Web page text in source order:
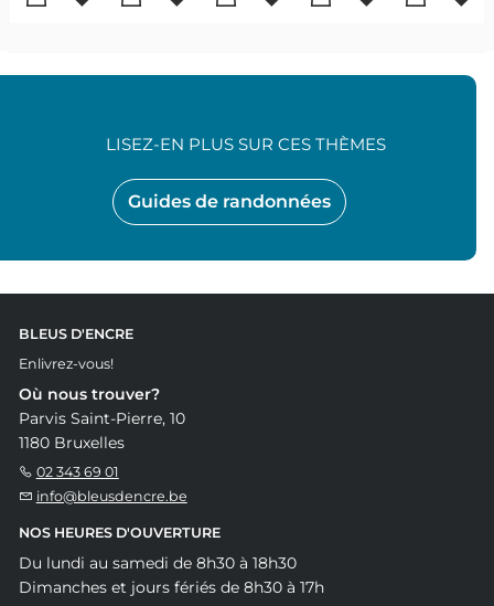
Guides de randonnées
LISEZ-EN PLUS SUR CES THÈMES
BLEUS D'ENCRE
Enlivrez-vous!
Où nous trouver?
Parvis Saint-Pierre, 10
1180 Bruxelles
02 343 69 01
info@bleusdencre.be
NOS HEURES D'OUVERTURE
Du lundi au samedi de 8h30 à 18h30
Dimanches et jours fériés de 8h30 à 17h